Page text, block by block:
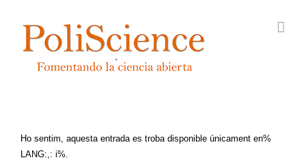
content
Ho sentim, aquesta entrada es troba disponible únicament en%
LANG:,: i%.